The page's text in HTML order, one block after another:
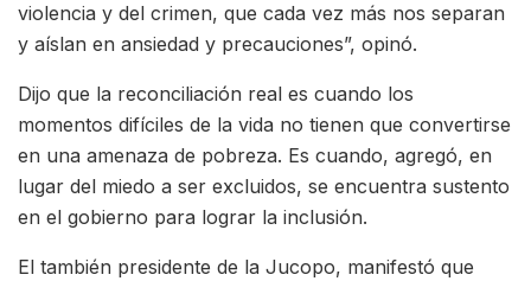
violencia y del crimen, que cada vez más nos separan
y aíslan en ansiedad y precauciones”, opinó.
Dijo que la reconciliación real es cuando los
momentos difíciles de la vida no tienen que convertirse
en una amenaza de pobreza. Es cuando, agregó, en
lugar del miedo a ser excluidos, se encuentra sustento
en el gobierno para lograr la inclusión.
El también presidente de la Jucopo, manifestó que